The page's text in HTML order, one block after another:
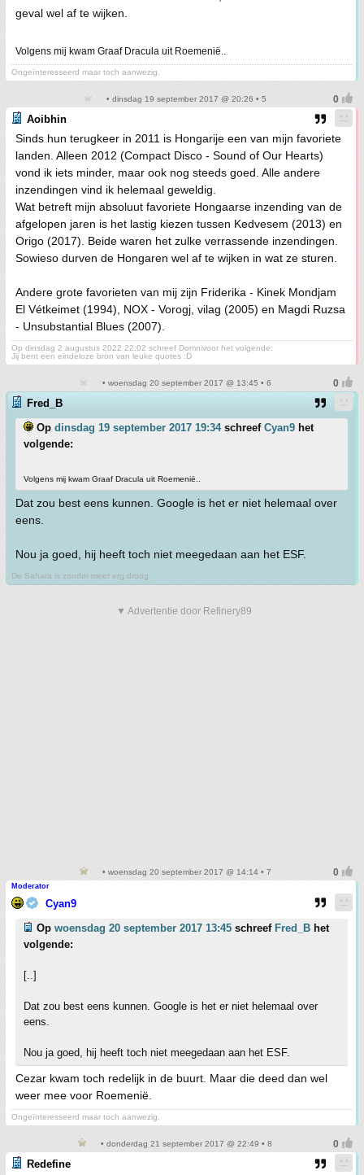
geval wel af te wijken.
Volgens mij kwam Graaf Dracula uit Roemenië..
Ongeïnteresseerd maar toch aanwezig.
• dinsdag 19 september 2017 @ 20:26 • 5
Aoibhin
Sinds hun terugkeer in 2011 is Hongarije een van mijn favoriete
landen. Alleen 2012 (Compact Disco - Sound of Our Hearts)
vond ik iets minder, maar ook nog steeds goed. Alle andere
inzendingen vind ik helemaal geweldig.
Wat betreft mijn absoluut favoriete Hongaarse inzending van de
afgelopen jaren is het lastig kiezen tussen Kedvesem (2013) en
Origo (2017). Beide waren het zulke verrassende inzendingen.
Sowieso durven de Hongaren wel af te wijken in wat ze sturen.
Andere grote favorieten van mij zijn Friderika - Kinek Mondjam
El Vétkeimet (1994), NOX - Vorogj, vilag (2005) en Magdi Ruzsa
- Unsubstantial Blues (2007).
Op dinsdag 2 augustus 2022 22:02 schreef Domnivoor het volgende:
Jij bent een eindeloze bron van leuke quotes :D
• woensdag 20 september 2017 @ 13:45 • 6
Fred_B
Op dinsdag 19 september 2017 19:34schreef Cyan9 het
volgende:
Volgens mij kwam Graaf Dracula uit Roemenië..
Dat zou best eens kunnen. Google is het er niet helemaal over
eens.
Nou ja goed, hij heeft toch niet meegedaan aan het ESF.
De Sahara is zonder meer erg droog.
▼ Advertentie door Refinery89
• woensdag 20 september 2017 @ 14:14 • 7
Moderator
Cyan9
Op woensdag 20 september 2017 13:45 schreef Fred_B het
volgende:
[..]
Dat zou best eens kunnen. Google is het er niet helemaal over
eens.
Nou ja goed, hij heeft toch niet meegedaan aan het ESF.
Cezar kwam toch redelijk in de buurt. Maar die deed dan wel
weer mee voor Roemenië.
Ongeïnteresseerd maar toch aanwezig.
• donderdag 21 september 2017 @ 22:49 • 8
Redefine